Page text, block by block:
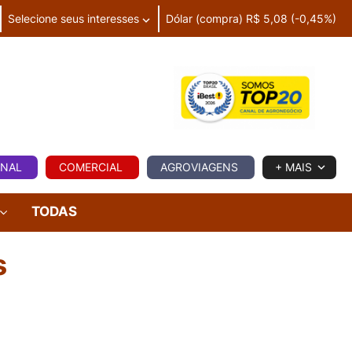
Selecione seus interesses Dólar (compra) R$ 5,08 (-0,45%)
COMERCIAL AGROVIAGENS + MAIS
TODAS